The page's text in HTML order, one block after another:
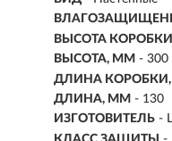
ВЫСОТА
ВЫСОТА, ММ - 300
ДЛИНА
ДЛИНА, ММ - 130
ИЗГОТОВИТЕЛЬ -